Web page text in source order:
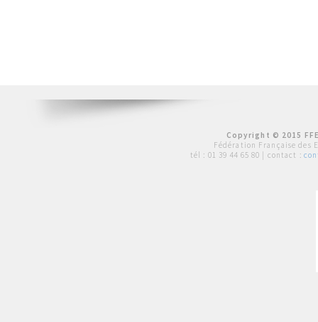
Copyright © 2015
Fédération Française des
tél : 01 39 44 65 80 | contact :